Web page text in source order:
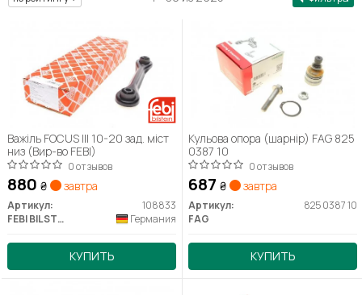
Важіль FOCUS III 10-20 зад. міст
низ (Вир-во FEBI)
0 отзывов
880 ₴ завтра
Артикул:
108833
FEBI BILSTEIN
Германия
КУПИТЬ
Кульова опора (шарнір) FAG 825
0387 10
0 отзывов
687 ₴ завтра
Артикул:
825 0387 10
FAG
КУПИТЬ